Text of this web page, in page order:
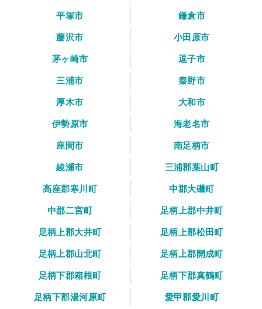
平塚市
鎌倉市
藤沢市
小田原市
茅ヶ崎市
逗子市
三浦市
秦野市
厚木市
大和市
伊勢原市
海老名市
座間市
南足柄市
綾瀬市
三浦郡葉山町
高座郡寒川町
中郡大磯町
中郡二宮町
足柄上郡中井町
足柄上郡大井町
足柄上郡松田町
足柄上郡山北町
足柄上郡開成町
足柄下郡箱根町
足柄下郡真鶴町
足柄下郡湯河原町
愛甲郡愛川町